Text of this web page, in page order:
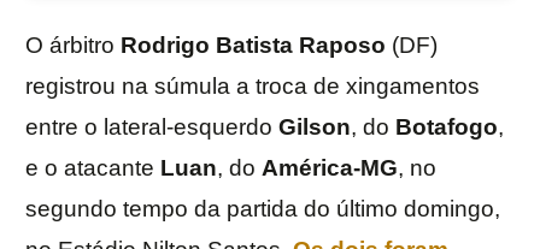
O árbitro Rodrigo Batista Raposo (DF)
registrou na súmula a troca de xingamentos
entre o lateral-esquerdo Gilson, do Botafogo,
e o atacante Luan, do América-MG, no
segundo tempo da partida do último domingo,